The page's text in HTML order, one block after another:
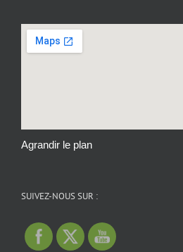
Agrandir le plan
SUIVEZ-NOUS SUR :